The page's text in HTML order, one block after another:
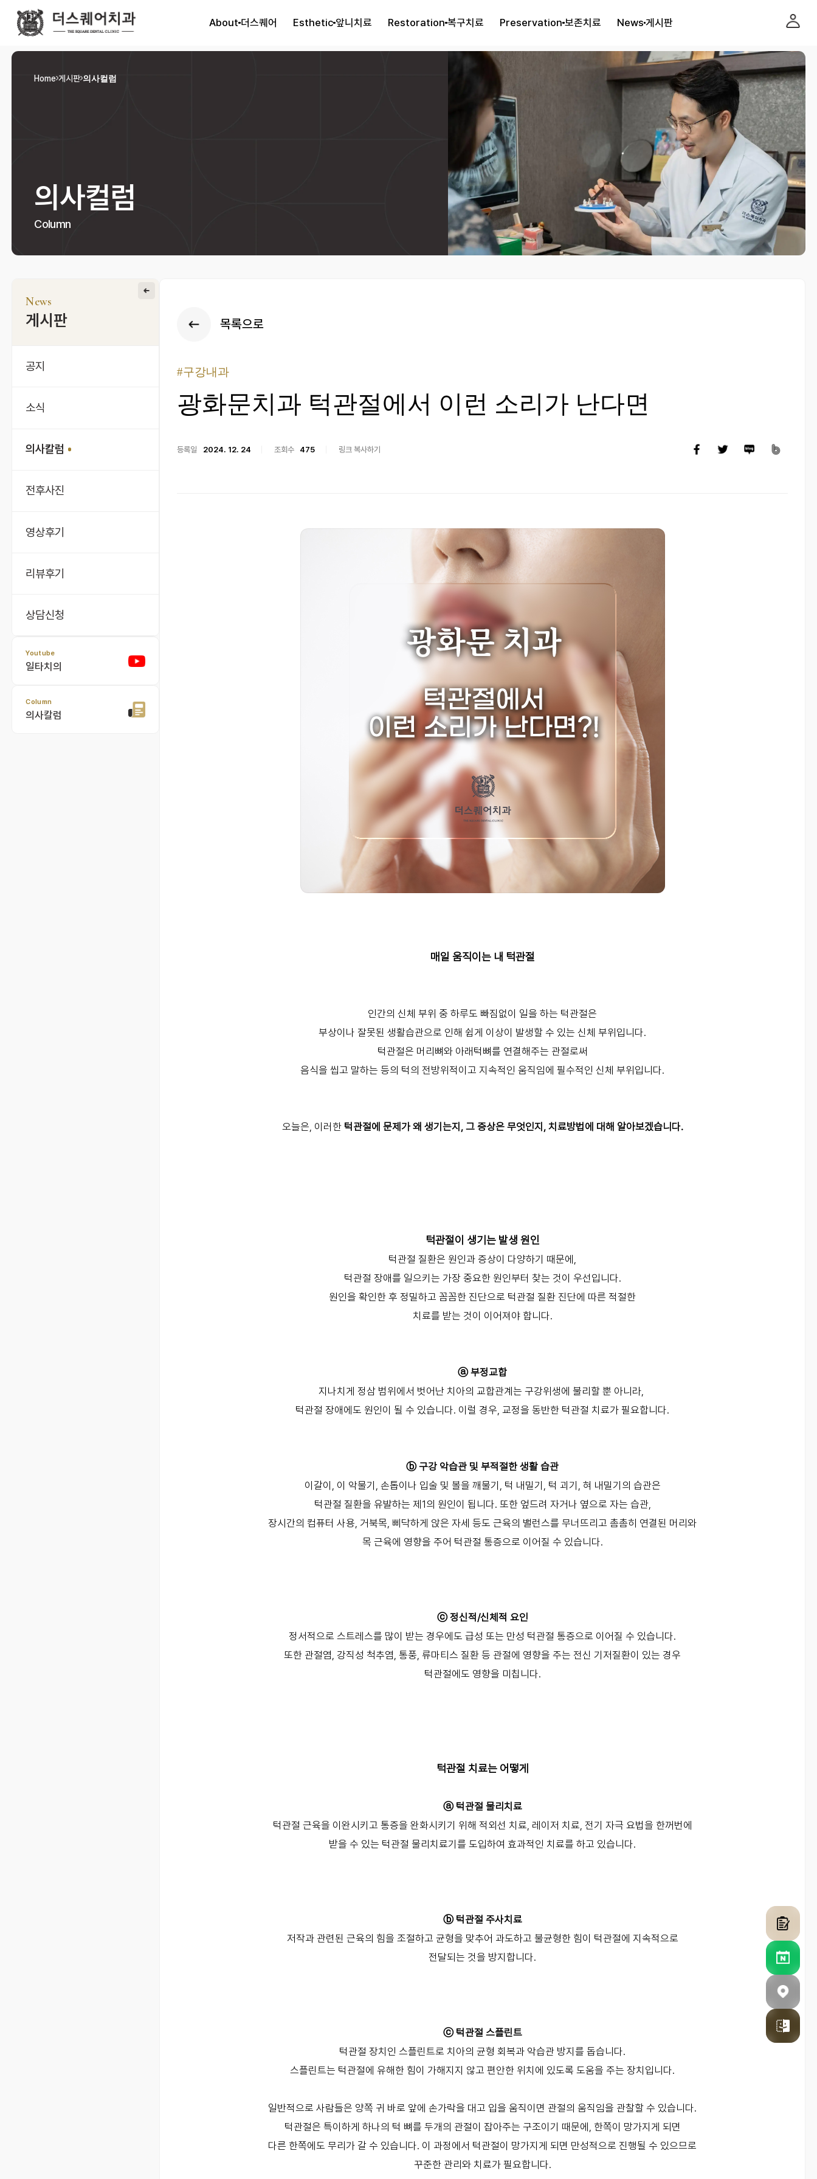
About더스퀘어 Esthetic앞니치료 Restoration 복구치료 Preservation 보존치료 News 게시판
Home 게시판 의사컬럼
의사컬럼
Column
News
게시판
공지
소식
의사칼럼
전후사진
영상후기
리뷰후기
상담신청
Youtube
일타치의
Column
의사칼럼
목록으로
#구강내과
광화문치과 턱관절에서 이런 소리가 난다면
등록일 2024. 12. 24 조회수 475 링크 복사하기
매일 움직이는 내 턱관절
인간의 신체 부위 중 하루도 빠짐없이 일을 하는 턱관절은
부상이나 잘못된 생활습관으로 인해 쉽게 이상이 발생할 수 있는 신체 부위입니다.
턱관절은 머리뼈와 아래턱뼈를 연결해주는 관절로써
음식을 씹고 말하는 등의 턱의 전방위적이고 지속적인 움직임에 필수적인 신체 부위입니다.
오늘은, 이러한 턱관절에 문제가 왜 생기는지, 그 증상은 무엇인지, 치료방법에 대해 알아보겠습니다.
턱관절이 생기는 발생 원인
턱관절 질환은 원인과 증상이 다양하기 때문에,
턱관절 장애를 일으키는 가장 중요한 원인부터 찾는 것이 우선입니다.
원인을 확인한 후 정밀하고 꼼꼼한 진단으로 턱관절 질환 진단에 따른 적절한
치료를 받는 것이 이어져야 합니다.
ⓐ 부정교합
지나치게 정삼 범위에서 벗어난 치아의 교합관계는 구강위생에 불리할 뿐 아니라,
턱관절 장애에도 원인이 될 수 있습니다. 이럴 경우, 교정을 동반한 턱관절 치료가 필요합니다.
ⓑ 구강 악습관 및 부적절한 생활 습관
이갈이, 이 악물기, 손톱이나 입술 및 볼을 깨물기, 턱 내밀기, 턱 괴기, 혀 내밀기의 습관은
턱관절 질환을 유발하는 제1의 원인이 됩니다. 또한 엎드려 자거나 옆으로 자는 습관,
장시간의 컴퓨터 사용, 거북목, 삐닥하게 앉은 자세 등도 근육의 밸런스를 무너뜨리고 촘촘히 연결된 머리와
목 근육에 영향을 주어 턱관절 통증으로 이어질 수 있습니다.
ⓒ 정신적/신체적 요인
정서적으로 스트레스를 많이 받는 경우에도 급성 또는 만성 턱관절 통증으로 이어질 수 있습니다.
또한 관절염, 강직성 척추염, 통풍, 류마티스 질환 등 관절에 영향을 주는 전신 기저질환이 있는 경우
턱관절에도 영향을 미칩니다.
턱관절 치료는 어떻게
ⓐ 턱관절 물리치료
턱관절 근육을 이완시키고 통증을 완화시키기 위해 적외선 치료, 레이저 치료, 전기 자극 요법을 한꺼번에
받을 수 있는 턱관절 물리치료기를 도입하여 효과적인 치료를 하고 있습니다.
ⓑ 턱관절 주사치료
저작과 관련된 근육의 힘을 조절하고 균형을 맞추어 과도하고 불균형한 힘이 턱관절에 지속적으로
전달되는 것을 방지합니다.
ⓒ 턱관절 스플린트
턱관절 장치인 스플린트로 치아의 균형 회복과 악습관 방지를 돕습니다.
스플린트는 턱관절에 유해한 힘이 가해지지 않고 편안한 위치에 있도록 도움을 주는 장치입니다.
일반적으로 사람들은 양쪽 귀 바로 앞에 손가락을 대고 입을 움직이면 관절의 움직임을 관찰할 수 있습니다.
턱관절은 특이하게 하나의 턱 뼈를 두개의 관절이 잡아주는 구조이기 때문에, 한쪽이 망가지게 되면
다른 한쪽에도 무리가 갈 수 있습니다. 이 과정에서 턱관절이 망가지게 되면 만성적으로 진행될 수 있으므로
꾸준한 관리와 치료가 필요합니다.